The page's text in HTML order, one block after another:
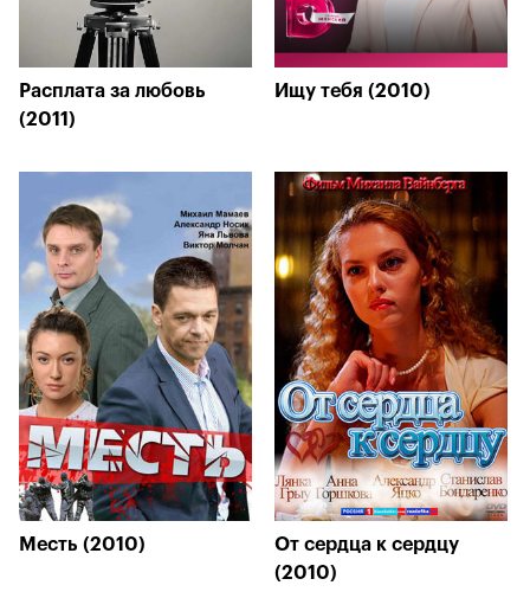
Расплата за любовь
(2011)
Ищу тебя (2010)
Месть (2010)
От сердца к сердцу
(2010)